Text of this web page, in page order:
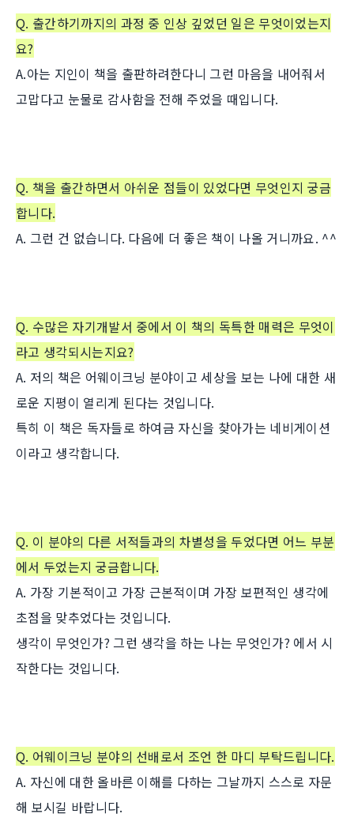
Q. 출간하기까지의 과정 중 인상 깊었던 일은 무엇이었는지
요?
A.아는 지인이 책을 출판하려한다니 그런 마음을 내어줘서
고맙다고 눈물로 감사함을 전해 주었을 때입니다.
Q. 책을 출간하면서 아쉬운 점들이 있었다면 무엇인지 궁금
합니다.
A. 그런 건 없습니다. 다음에 더 좋은 책이 나올 거니까요. ^^
Q. 수많은 자기개발서 중에서 이 책의 독특한 매력은 무엇이
라고 생각되시는지요?
A. 저의 책은 어웨이크닝 분야이고 세상을 보는 나에 대한 새
로운 지평이 열리게 된다는 것입니다.
특히 이 책은 독자들로 하여금 자신을 찾아가는 네비게이션
이라고 생각합니다.
Q. 이 분야의 다른 서적들과의 차별성을 두었다면 어느 부분
에서 두었는지 궁금합니다.
A. 가장 기본적이고 가장 근본적이며 가장 보편적인 생각에
초점을 맞추었다는 것입니다.
생각이 무엇인가? 그런 생각을 하는 나는 무엇인가? 에서 시
작한다는 것입니다.
Q. 어웨이크닝 분야의 선배로서 조언 한 마디 부탁드립니다.
A. 자신에 대한 올바른 이해를 다하는 그날까지 스스로 자문
해 보시길 바랍니다.